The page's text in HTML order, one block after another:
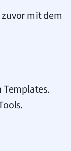
mit dem